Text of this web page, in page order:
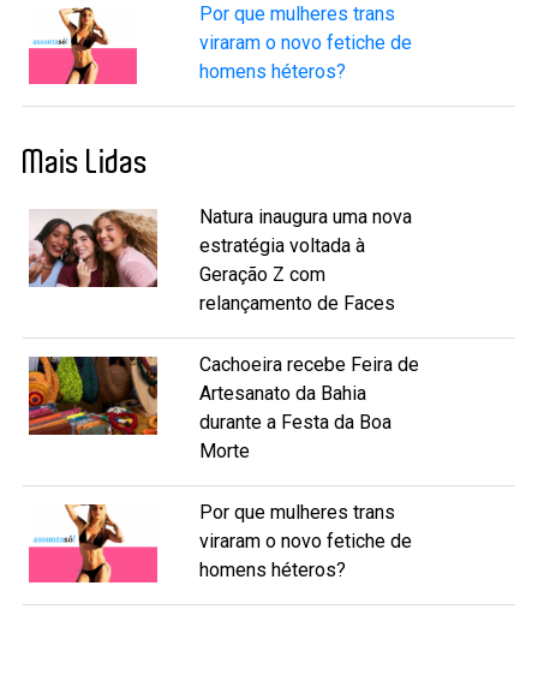
Por que mulheres trans
viraram o novo fetiche de
homens héteros?
Mais Lidas
Natura inaugura uma nova
estratégia voltada à
Geração Z com
relançamento de Faces
Cachoeira recebe Feira de
Artesanato da Bahia
durante a Festa da Boa
Morte
Por que mulheres trans
viraram o novo fetiche de
homens héteros?